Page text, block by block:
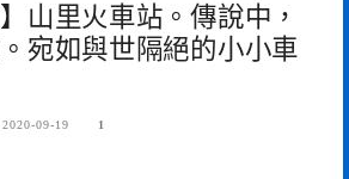
山里火車站。傳說中，
宛如與世隔絕的小小車
2020-09-19 1